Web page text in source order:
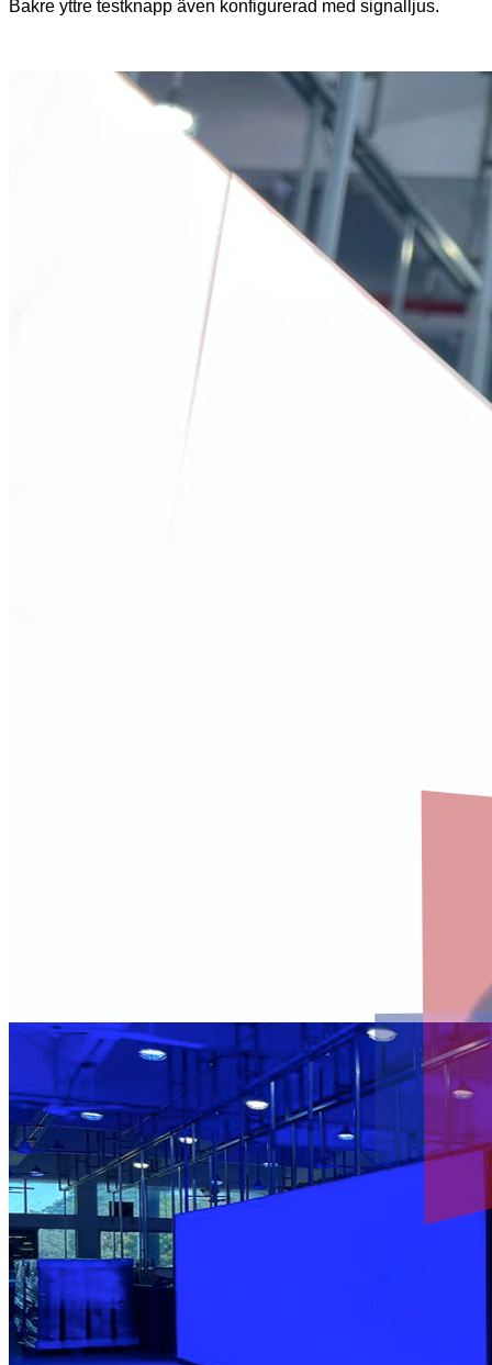
Bakre yttre testknapp även konfigurerad med signalljus.